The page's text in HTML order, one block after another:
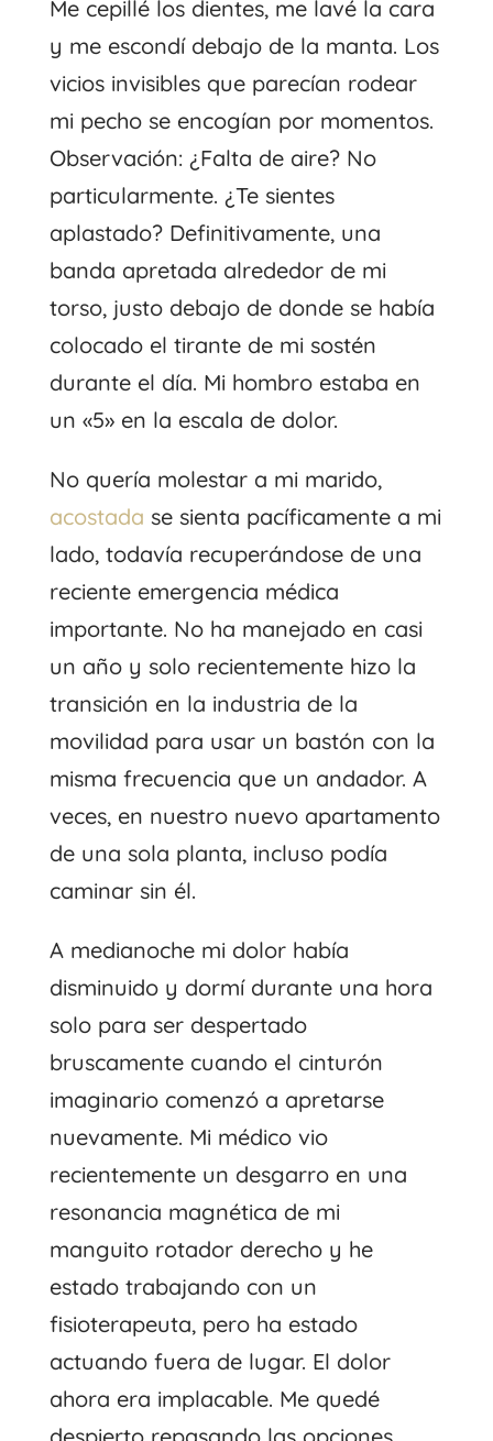
Me cepillé los dientes, me lavé la cara
y me escondí debajo de la manta. Los
vicios invisibles que parecían rodear
mi pecho se encogían por momentos.
Observación: ¿Falta de aire? No
particularmente. ¿Te sientes
aplastado? Definitivamente, una
banda apretada alrededor de mi
torso, justo debajo de donde se había
colocado el tirante de mi sostén
durante el día. Mi hombro estaba en
un «5» en la escala de dolor.
No quería molestar a mi marido,
acostada se sienta pacíficamente a mi
lado, todavía recuperándose de una
reciente emergencia médica
importante. No ha manejado en casi
un año y solo recientemente hizo la
transición en la industria de la
movilidad para usar un bastón con la
misma frecuencia que un andador. A
veces, en nuestro nuevo apartamento
de una sola planta, incluso podía
caminar sin él.
A medianoche mi dolor había
disminuido y dormí durante una hora
solo para ser despertado
bruscamente cuando el cinturón
imaginario comenzó a apretarse
nuevamente. Mi médico vio
recientemente un desgarro en una
resonancia magnética de mi
manguito rotador derecho y he
estado trabajando con un
fisioterapeuta, pero ha estado
actuando fuera de lugar. El dolor
ahora era implacable. Me quedé